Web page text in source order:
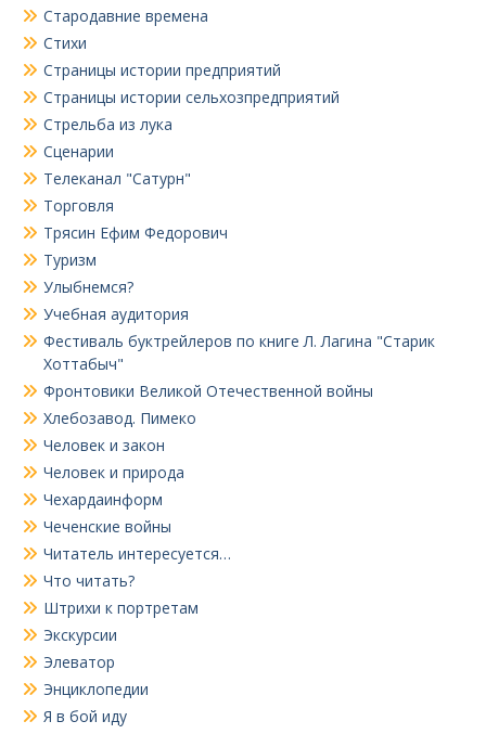
Стародавние времена
Стихи
Страницы истории предприятий
Страницы истории сельхозпредприятий
Стрельба из лука
Сценарии
Телеканал "Сатурн"
Торговля
Трясин Ефим Федорович
Туризм
Улыбнемся?
Учебная аудитория
Фестиваль буктрейлеров по книге Л. Лагина "Старик
Хоттабыч"
Фронтовики Великой Отечественной войны
Хлебозавод. Пимеко
Человек и закон
Человек и природа
Чехардаинформ
Чеченские войны
Читатель интересуется…
Что читать?
Штрихи к портретам
Экскурсии
Элеватор
Энциклопедии
Я в бой иду